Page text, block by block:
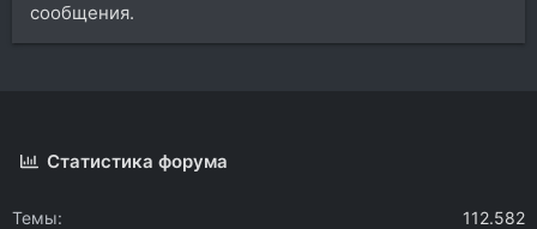
сообщения.
Статистика форума
Темы
112.582